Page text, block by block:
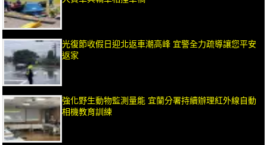
光復節收假日迎北返車潮高峰 宜警全力疏導讓您平安
返家
強化野生動物監測量能 宜蘭分署持續辦理紅外線自動
相機教育訓練